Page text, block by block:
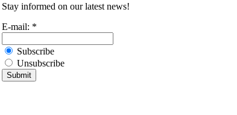
Stay informed on our latest news!
E-mail: *
Subscribe
Unsubscribe